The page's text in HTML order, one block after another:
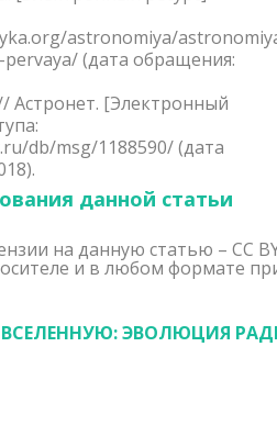
astronomiya/
(дата обращения:
Астронет. [Электронный
db/msg/1188590/ (дата
данной статьи
на данную статью – CC
и в любом формате
ЭВОЛЮЦИЯ